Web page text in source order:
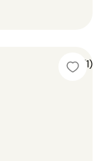
5 (1)